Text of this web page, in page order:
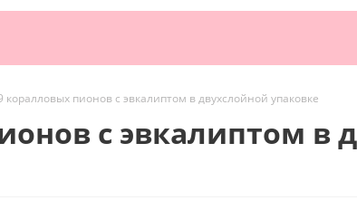
коралловых пионов с эвкалиптом в двухслойной упаковке
с эвкалиптом в